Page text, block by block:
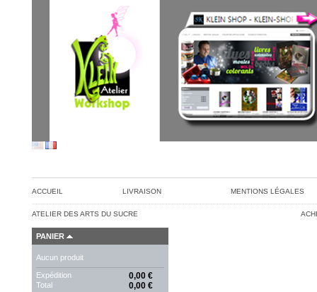
ACCUEIL LIVRAISON MENTIONS LÉGALES
ATELIER DES ARTS DU SUCRE
PANIER
Aucun produit
Expédition 0,00 €
Total 0,00 €